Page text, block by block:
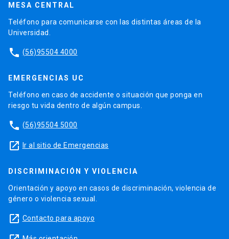
MESA CENTRAL
Teléfono para comunicarse con las distintas áreas de la
Universidad.
phone (56)95504 4000
EMERGENCIAS UC
Teléfono en caso de accidente o situación que ponga en
riesgo tu vida dentro de algún campus.
phone (56)95504 5000
launch Ir al sitio de Emergencias
DISCRIMINACIÓN Y VIOLENCIA
Orientación y apoyo en casos de discriminación, violencia de
género o violencia sexual.
launch Contacto para apoyo